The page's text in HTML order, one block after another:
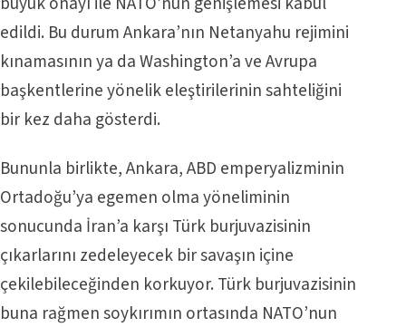
edildi. Bu durum Ankara’nın Netanyahu rejimini
kınamasının ya da Washington’a ve Avrupa
başkentlerine yönelik eleştirilerinin sahteliğini
bir kez daha gösterdi.
Bununla birlikte, Ankara, ABD emperyalizminin
Ortadoğu’ya egemen olma yöneliminin
sonucunda İran’a karşı Türk burjuvazisinin
çıkarlarını zedeleyecek bir savaşın içine
çekilebileceğinden korkuyor. Türk burjuvazisinin
buna rağmen soykırımın ortasında NATO’nun